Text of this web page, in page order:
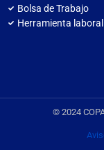
Bolsa de Trabajo
Herramienta laboral
© 2024